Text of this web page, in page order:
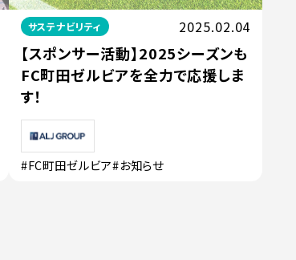
サステナビリティ 2025.02.04
【スポンサー活動】2025シーズンも
FC町田ゼルビアを全力で応援しま
す！
#FC町田ゼルビア#お知らせ